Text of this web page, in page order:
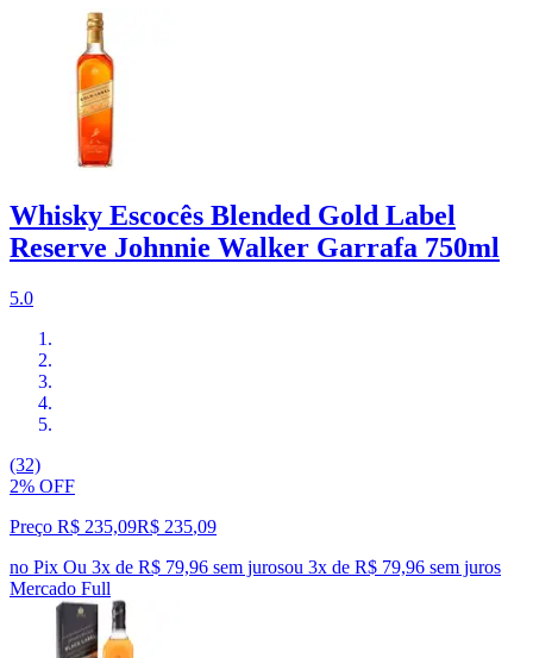
Whisky Escocês Blended Gold Label
Reserve Johnnie Walker Garrafa 750ml
5.0
(32)
2% OFF
Preço R$ 235,09R$ 235,09
no Pix Ou 3x de R$ 79,96 sem jurosou 3x de R$ 79,96 sem juros
Mercado Full